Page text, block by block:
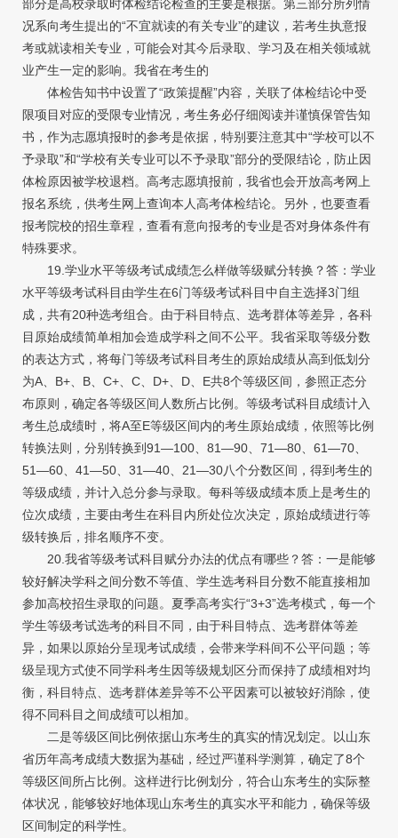
部分是高校录取时体检结论检查的主要是根据。第三部分所列情
况系向考生提出的“不宜就读的有关专业”的建议，若考生执意报
考或就读相关专业，可能会对其今后录取、学习及在相关领域就
业产生一定的影响。我省在考生的
体检告知书中设置了“政策提醒”内容，关联了体检结论中受
限项目对应的受限专业情况，考生务必仔细阅读并谨慎保管告知
书，作为志愿填报时的参考是依据，特别要注意其中“学校可以不
予录取”和“学校有关专业可以不予录取”部分的受限结论，防止因
体检原因被学校退档。高考志愿填报前，我省也会开放高考网上
报名系统，供考生网上查询本人高考体检结论。另外，也要查看
报考院校的招生章程，查看有意向报考的专业是否对身体条件有
特殊要求。
19.学业水平等级考试成绩怎么样做等级赋分转换？答：学业
水平等级考试科目由学生在6门等级考试科目中自主选择3门组
成，共有20种选考组合。由于科目特点、选考群体等差异，各科
目原始成绩简单相加会造成学科之间不公平。我省采取等级分数
的表达方式，将每门等级考试科目考生的原始成绩从高到低划分
为A、B+、B、C+、C、D+、D、E共8个等级区间，参照正态分
布原则，确定各等级区间人数所占比例。等级考试科目成绩计入
考生总成绩时，将A至E等级区间内的考生原始成绩，依照等比例
转换法则，分别转换到91—100、81—90、71—80、61—70、
51—60、41—50、31—40、21—30八个分数区间，得到考生的
等级成绩，并计入总分参与录取。每科等级成绩本质上是考生的
位次成绩，主要由考生在科目内所处位次决定，原始成绩进行等
级转换后，排名顺序不变。
20.我省等级考试科目赋分办法的优点有哪些？答：一是能够
较好解决学科之间分数不等值、学生选考科目分数不能直接相加
参加高校招生录取的问题。夏季高考实行“3+3”选考模式，每一个
学生等级考试选考的科目不同，由于科目特点、选考群体等差
异，如果以原始分呈现考试成绩，会带来学科间不公平问题；等
级呈现方式使不同学科考生因等级规划区分而保持了成绩相对均
衡，科目特点、选考群体差异等不公平因素可以被较好消除，使
得不同科目之间成绩可以相加。
二是等级区间比例依据山东考生的真实的情况划定。以山东
省历年高考成绩大数据为基础，经过严谨科学测算，确定了8个
等级区间所占比例。这样进行比例划分，符合山东考生的实际整
体状况，能够较好地体现山东考生的真实水平和能力，确保等级
区间制定的科学性。